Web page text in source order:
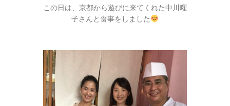
この日は、京都から遊びに来てくれた中川曜
子さんと食事をしました